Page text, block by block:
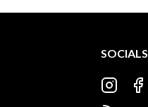
SOCIALS